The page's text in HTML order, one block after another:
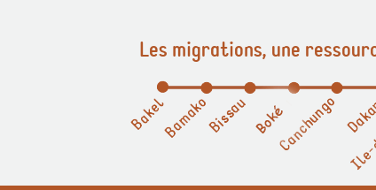
Les migrations, une